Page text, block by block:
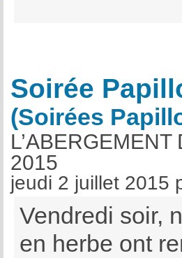
Soirée
(Soirées
2015
jeudi 2 juillet 2015
Vendredi soir,
en herbe ont